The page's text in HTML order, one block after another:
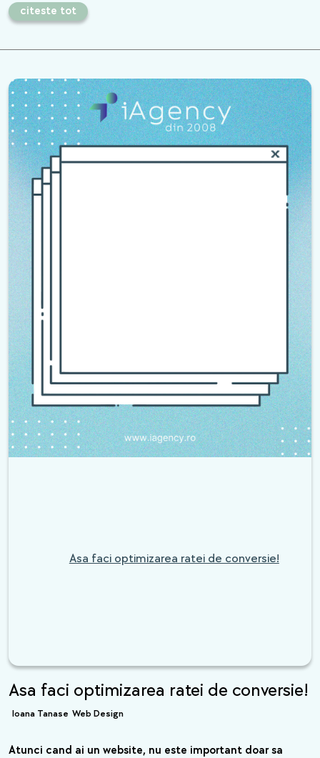
citeste tot
Asa faci optimizarea ratei de conversie!
Asa faci optimizarea ratei de conversie!
Ioana Tanase Web Design
Atunci cand ai un website, nu este important doar sa